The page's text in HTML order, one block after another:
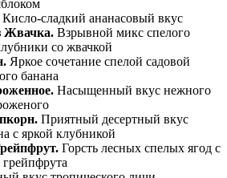
Кисло-сладкий ананасовый вкус
Жвачка. Взрывной микс спелого
со жвачкой
Яркое сочетание спелой садовой
банана
Насыщенный вкус нежного
Приятный десертный вкус
с яркой клубникой
Горсть лесных спелых ягод с